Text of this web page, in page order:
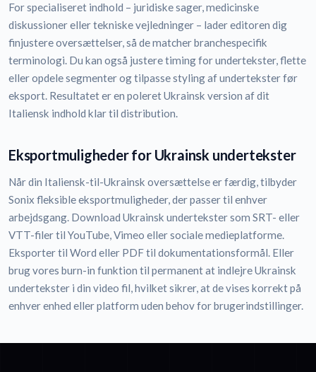
For specialiseret indhold – juridiske sager, medicinske
diskussioner eller tekniske vejledninger – lader editoren dig
finjustere oversættelser, så de matcher branchespecifik
terminologi. Du kan også justere timing for undertekster, flette
eller opdele segmenter og tilpasse styling af undertekster før
eksport. Resultatet er en poleret Ukrainsk version af dit
Italiensk indhold klar til distribution.
Eksportmuligheder for Ukrainsk undertekster
Når din Italiensk-til-Ukrainsk oversættelse er færdig, tilbyder
Sonix fleksible eksportmuligheder, der passer til enhver
arbejdsgang. Download Ukrainsk undertekster som SRT- eller
VTT-filer til YouTube, Vimeo eller sociale medieplatforme.
Eksporter til Word eller PDF til dokumentationsformål. Eller
brug vores burn-in funktion til permanent at indlejre Ukrainsk
undertekster i din video fil, hvilket sikrer, at de vises korrekt på
enhver enhed eller platform uden behov for brugerindstillinger.